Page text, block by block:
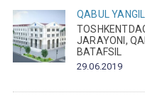
QABUL
JARAYONI,
BATAFSIL
29.06.2019